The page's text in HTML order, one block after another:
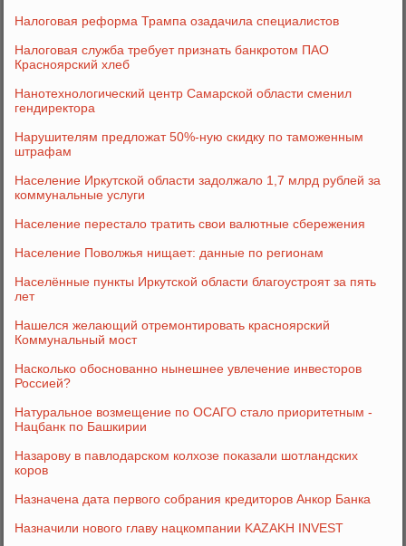
Налоговая реформа Трампа озадачила специалистов
Налоговая служба требует признать банкротом ПАО
Красноярский хлеб
Нанотехнологический центр Самарской области сменил
гендиректора
Нарушителям предложат 50%-ную скидку по таможенным
штрафам
Население Иркутской области задолжало 1,7 млрд рублей за
коммунальные услуги
Население перестало тратить свои валютные сбережения
Население Поволжья нищает: данные по регионам
Населённые пункты Иркутской области благоустроят за пять
лет
Нашелся желающий отремонтировать красноярский
Коммунальный мост
Насколько обоснованно нынешнее увлечение инвесторов
Россией?
Натуральное возмещение по ОСАГО стало приоритетным -
Нацбанк по Башкирии
Назарову в павлодарском колхозе показали шотландских
коров
Назначена дата первого собрания кредиторов Анкор Банка
Назначили нового главу нацкомпании KAZAKH INVEST